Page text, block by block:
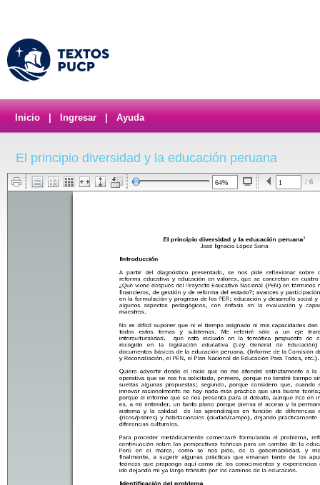
Inicio Ingresar Ayuda
El principio diversidad y la educación peruana
/ 6